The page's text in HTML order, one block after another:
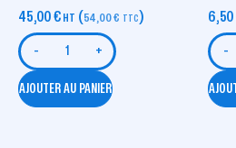
45,00€ HT (54,00€ TTC)
- +
AJOUTER AU PANIER
6,50
-